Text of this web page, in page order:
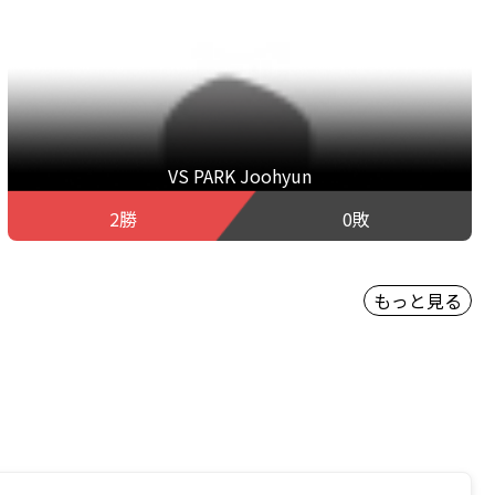
VS PARK Joohyun
2勝
0敗
もっと見る